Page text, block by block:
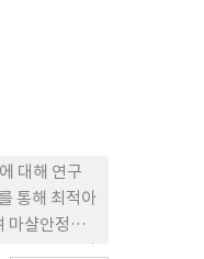
대해 연구
통해 최적아
마샬안정도